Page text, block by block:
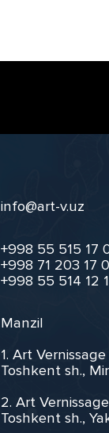
info@art-v.uz
+998 55 515 17
+998 71 203 17
+998 55 514 12
Manzil
1. Art
Toshkent sh.,
2. Art
Toshkent sh.,